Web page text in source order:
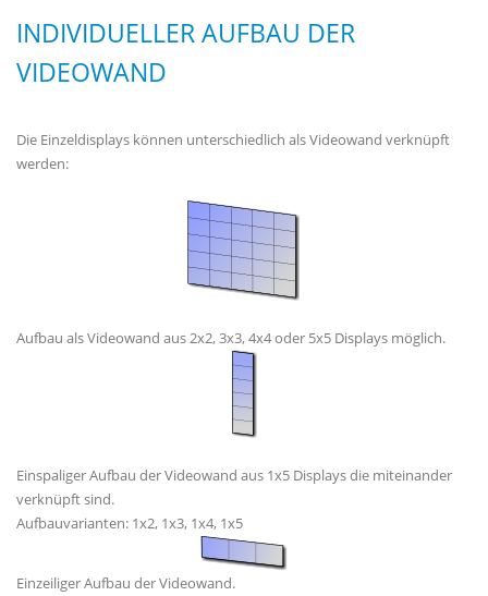
INDIVIDUELLER AUFBAU DER
VIDEOWAND
Die Einzeldisplays können unterschiedlich als Videowand verknüpft
werden:
Aufbau als Videowand aus 2x2, 3x3, 4x4 oder 5x5 Displays möglich.
Einspaliger Aufbau der Videowand aus 1x5 Displays die miteinander
verknüpft sind.
Aufbauvarianten: 1x2, 1x3, 1x4, 1x5
Einzeiliger Aufbau der Videowand.